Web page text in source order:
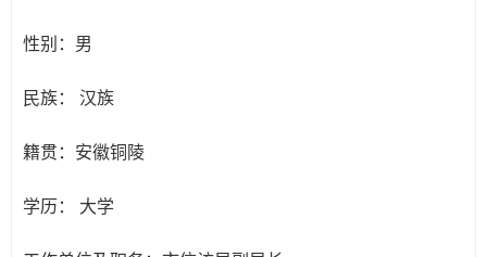
性别： 男
民族： 汉族
籍贯： 安徽铜陵
学历： 大学